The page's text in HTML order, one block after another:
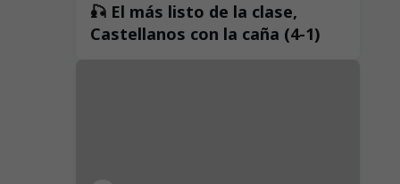
🎣 El más listo de la clase,
Castellanos con la caña (4-1)